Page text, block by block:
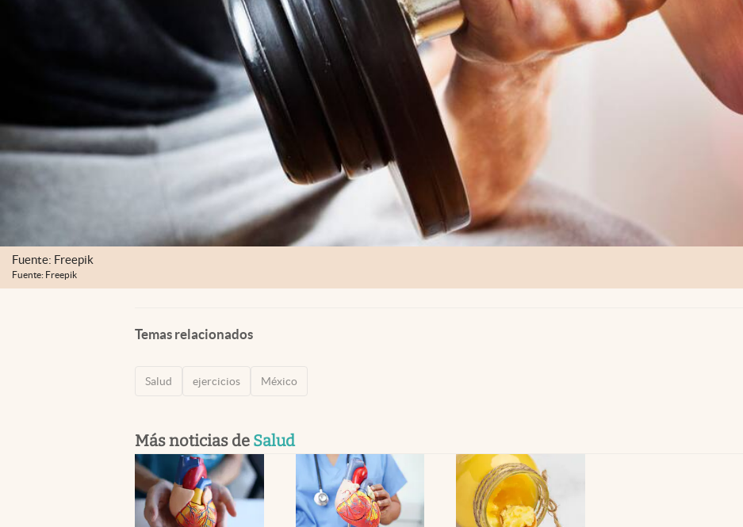
Fuente: Freepik
Fuente: Freepik
Temas relacionados
Salud ejercicios México
Más noticias de Salud